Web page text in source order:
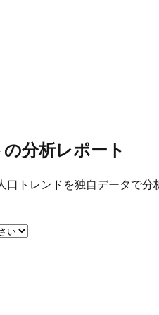
の分析レポート
口トレンドを独自データで分